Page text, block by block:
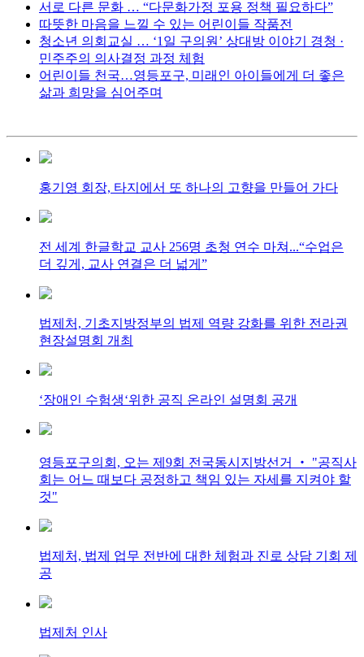
서로 다른 문화 … “다문화가정 포용 정책 필요하다”
따뜻한 마음을 느낄 수 있는 어린이들 작품전
청소년 의회교실 … ‘1일 구의원’ 상대방 이야기 경청 ·
민주주의 의사결정 과정 체험
어린이들 천국…영등포구, 미래인 아이들에게 더 좋은
삶과 희망을 심어주며
홍기영 회장, 타지에서 또 하나의 고향을 만들어 가다
전 세계 한글학교 교사 256명 초청 연수 마쳐...“수업은
더 깊게, 교사 연결은 더 넓게”
법제처, 기초지방정부의 법제 역량 강화를 위한 전라권
현장설명회 개최
‘장애인 수험생‘위한 공직 온라인 설명회 공개
영등포구의회, 오는 제9회 전국동시지방선거 ‧ "공직사
회는 어느 때보다 공정하고 책임 있는 자세를 지켜야 할
것"
법제처, 법제 업무 전반에 대한 체험과 진로 상담 기회 제
공
법제처 인사